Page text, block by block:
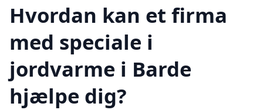
Hvordan kan et firma
med speciale i
jordvarme i Barde
hjælpe dig?